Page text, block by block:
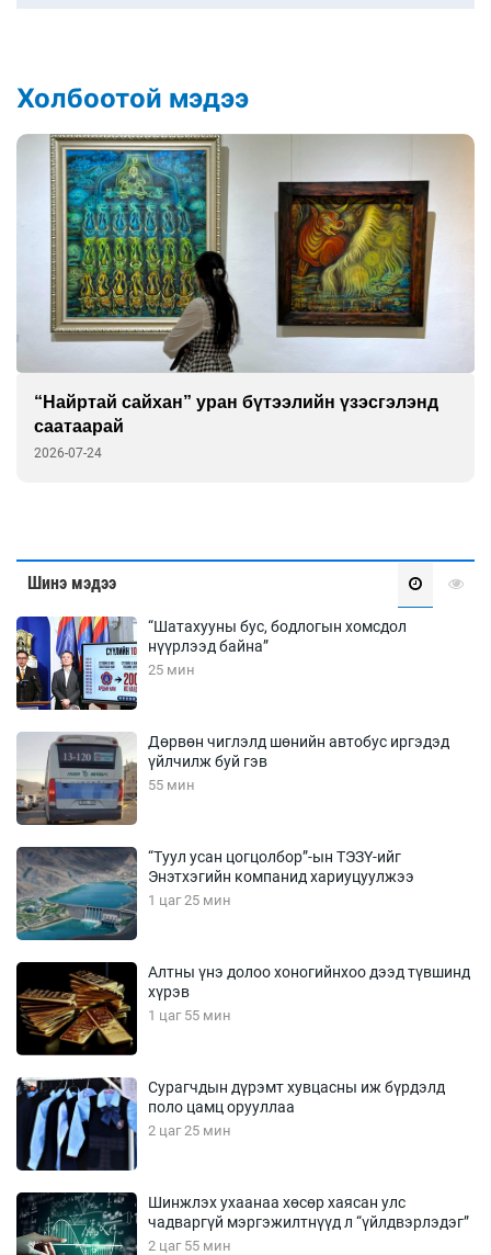
Холбоотой мэдээ
“Найртай сайхан” уран бүтээлийн үзэсгэлэнд
саатаарай
2026-07-24
Шинэ мэдээ
“Шатахууны бус, бодлогын хомсдол
нүүрлээд байна”
25 мин
Дөрвөн чиглэлд шөнийн автобус иргэдэд
үйлчилж буй гэв
55 мин
“Туул усан цогцолбор”-ын ТЭЗҮ-ийг
Энэтхэгийн компанид хариуцуулжээ
1 цаг 25 мин
Алтны үнэ долоо хоногийнхоо дээд түвшинд
хүрэв
1 цаг 55 мин
Сурагчдын дүрэмт хувцасны иж бүрдэлд
поло цамц орууллаа
2 цаг 25 мин
Шинжлэх ухаанаа хөсөр хаясан улс
чадваргүй мэргэжилтнүүд л “үйлдвэрлэдэг”
2 цаг 55 мин